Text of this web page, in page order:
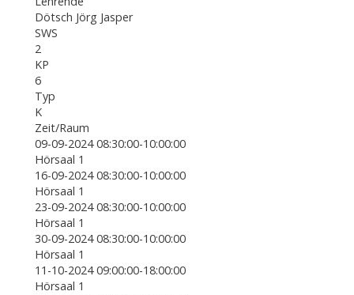
Dötsch Jörg Jasper
SWS
2
KP
6
Typ
K
Zeit/Raum
09-09-2024 08:30:00-10:00:00
Hörsaal 1
16-09-2024 08:30:00-10:00:00
Hörsaal 1
23-09-2024 08:30:00-10:00:00
Hörsaal 1
30-09-2024 08:30:00-10:00:00
Hörsaal 1
11-10-2024 09:00:00-18:00:00
Hörsaal 1